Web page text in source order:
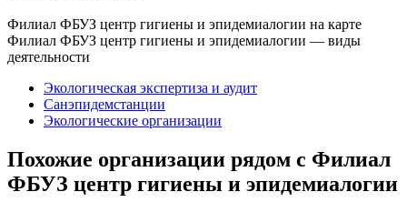
Филиал ФБУЗ центр гигиены и эпидемиалогии на карте
Филиал ФБУЗ центр гигиены и эпидемиалогии — виды
деятельности
Экологическая экспертиза и аудит
Санэпидемстанции
Экологические организации
Похожие организации рядом с Филиал
ФБУЗ центр гигиены и эпидемиалогии